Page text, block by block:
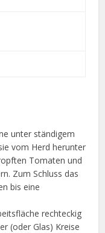
unter ständigem
vom Herd herunter
Tomaten und
Zum Schluss das
bis eine
rechteckig
(oder Glas) Kreise